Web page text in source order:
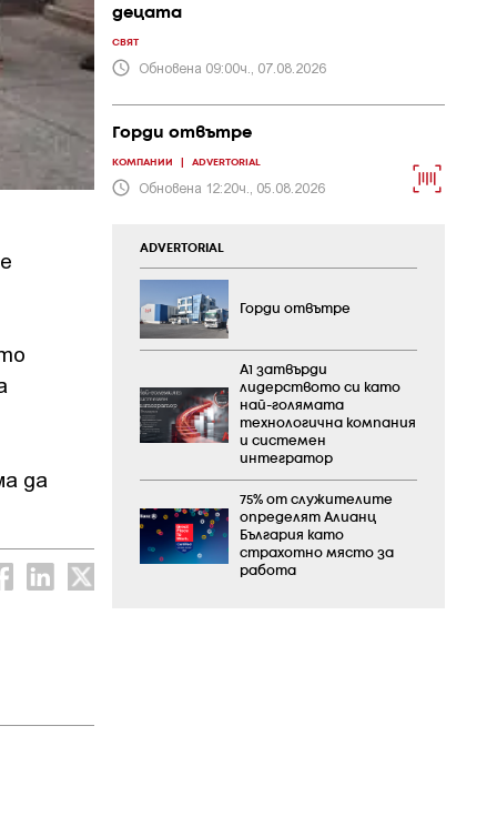
да
децата
СВЯТ
Обновена 09:00ч., 07.08.2026
Горди отвътре
КОМПАНИИ ADVERTORIAL
Обновена 12:20ч., 05.08.2026
ADVERTORIAL
Горди отвътре
А1 затвърди
лидерството си като
най-голямата
технологична компания
и системен
интегратор
75% от служителите
определят Алианц
България като
страхотно място за
работа